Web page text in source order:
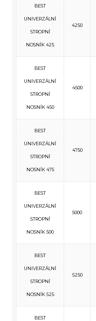
BEST
UNIVERZÁLNÍ
STROPNÍ
NOSNÍK 425
4250
BEST
UNIVERZÁLNÍ
STROPNÍ
NOSNÍK 450
4500
BEST
UNIVERZÁLNÍ
STROPNÍ
NOSNÍK 475
4750
BEST
UNIVERZÁLNÍ
STROPNÍ
NOSNÍK 500
5000
BEST
UNIVERZÁLNÍ
STROPNÍ
NOSNÍK 525
5250
BEST